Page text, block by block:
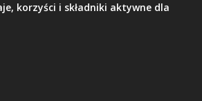
korzyści i składniki aktywne dla